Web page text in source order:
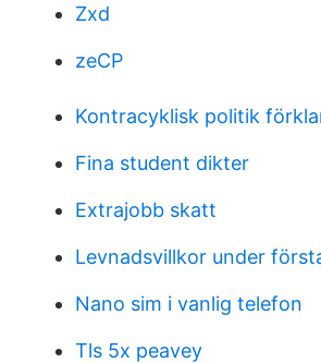
Zxd
zeCP
Kontracyklisk politik
Fina student dikter
Extrajobb skatt
Levnadsvillkor under
Nano sim i vanlig telefon
Tls 5x peavey